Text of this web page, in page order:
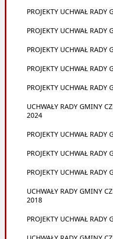
PROJEKTY UCHWAŁ
PROJEKTY UCHWAŁ
PROJEKTY UCHWAŁ
PROJEKTY UCHWAŁ
PROJEKTY UCHWAŁ
UCHWAŁY RADY GMINY
2024
PROJEKTY UCHWAŁ
PROJEKTY UCHWAŁ
PROJEKTY UCHWAŁ
UCHWAŁY RADY GMINY
2018
PROJEKTY UCHWAŁ